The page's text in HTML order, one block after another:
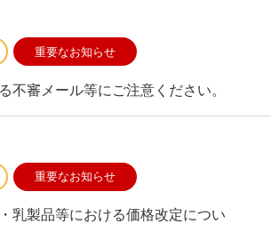
不審メール等にご注意ください。
乳製品等における価格改定につい